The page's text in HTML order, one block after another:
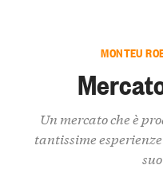
MONTEU
Un mercato che è
tantissime